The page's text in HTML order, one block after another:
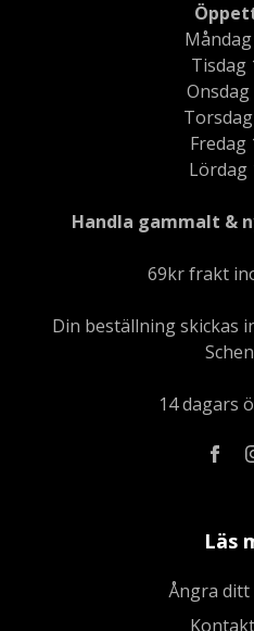
Tisdag
Onsdag
Fredag
Lördag
Handla gammalt &
69kr frakt
Din beställning skickas
14 dagars
Läs
Ångra